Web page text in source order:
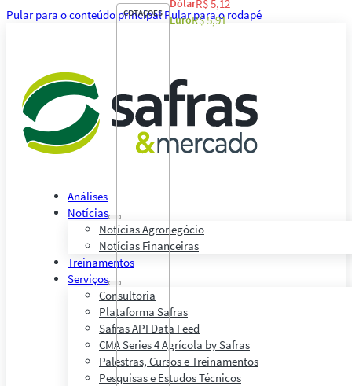
Pular para o conteúdo principal Pular para o rodapé
Análises
Notícias
Notícias Agronegócio
Notícias Financeiras
Treinamentos
Serviços
Consultoria
Plataforma Safras
Safras API Data Feed
CMA Series 4 Agrícola by Safras
Palestras, Cursos e Treinamentos
Pesquisas e Estudos Técnicos
COTAÇÕES
DólarR$ 5,12
EuroR$ 5,91